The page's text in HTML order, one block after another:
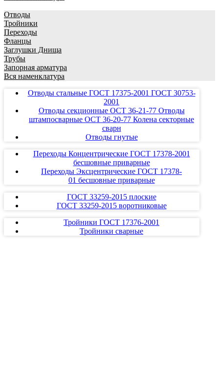
Отводы
Тройники
Переходы
Фланцы
Заглушки Днища
Трубы
Запорная арматура
Вся наменклатура
Отводы стальные ГОСТ 17375-2001 ГОСТ 30753-
2001
Отводы секционные ОСТ 36-21-77 Отводы
штампосварные ОСТ 36-20-77 Колена секторные
сварн
Отводы гнутые
Переходы Концентрические ГОСТ 17378-2001
бесшовные приварные
Переходы Эксцентрические ГОСТ 17378-
01 бесшовные приварные
ГОСТ 33259-2015 плоские
ГОСТ 33259-2015 воротниковые
Тройники ГОСТ 17376-2001
Тройники сварные